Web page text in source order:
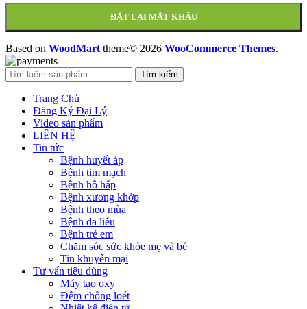
ĐẶT LẠI MẬT KHẨU
Based on WoodMart theme© 2026 WooCommerce Themes.
Tìm kiếm
Trang Chủ
Đăng Ký Đại Lý
Video sản phẩm
LIÊN HỆ
Tin tức
Bệnh huyết áp
Bệnh tim mạch
Bệnh hô hấp
Bệnh xương khớp
Bệnh theo mùa
Bệnh da liễu
Bệnh trẻ em
Chăm sóc sức khỏe mẹ và bé
Tin khuyến mại
Tư vấn tiêu dùng
Máy tạo oxy
Đệm chống loét